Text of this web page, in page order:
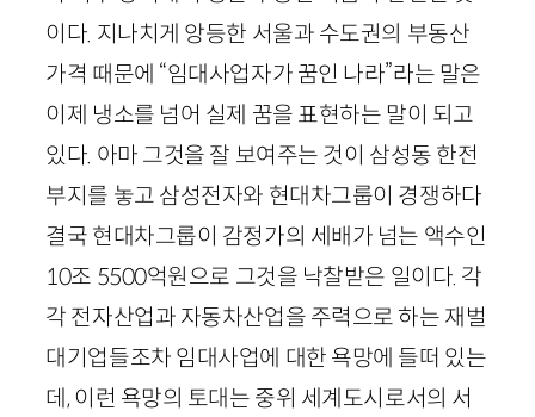
이다. 지나치게 앙등한 서울과 수도권의 부동산
가격 때문에 “임대사업자가 꿈인 나라”라는 말은
이제 냉소를 넘어 실제 꿈을 표현하는 말이 되고
있다. 아마 그것을 잘 보여주는 것이 삼성동 한전
부지를 놓고 삼성전자와 현대차그룹이 경쟁하다
결국 현대차그룹이 감정가의 세배가 넘는 액수인
10조 5500억원으로 그것을 낙찰받은 일이다. 각
각 전자산업과 자동차산업을 주력으로 하는 재벌
대기업들조차 임대사업에 대한 욕망에 들떠 있는
데, 이런 욕망의 토대는 중위 세계도시로서의 서